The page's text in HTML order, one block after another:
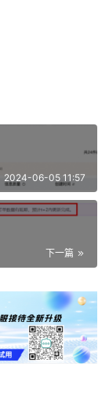
2024-06-05 11:57
下一篇